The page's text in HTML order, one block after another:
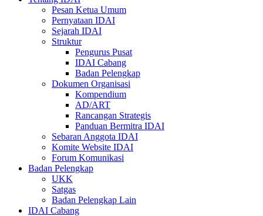
Pesan Ketua Umum
Pernyataan IDAI
Sejarah IDAI
Struktur
Pengurus Pusat
IDAI Cabang
Badan Pelengkap
Dokumen Organisasi
Kompendium
AD/ART
Rancangan Strategis
Panduan Bermitra IDAI
Sebaran Anggota IDAI
Komite Website IDAI
Forum Komunikasi
Badan Pelengkap
UKK
Satgas
Badan Pelengkap Lain
IDAI Cabang